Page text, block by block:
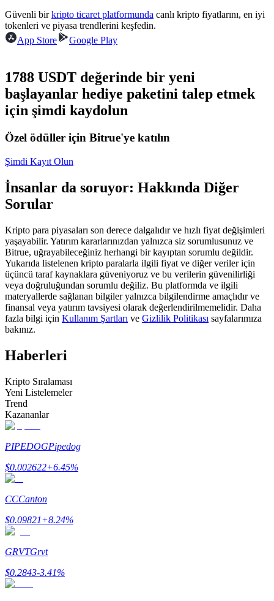
USDC Vadeli İşlemleri
Kopya Ticaret
En iyi traderlarla güçlerinizi birleştirin
Kopya Tüccarı Olun
Kâr paylaşımı ve kopya ticaret komisyonlarının tadını çıkarın
Ticaret bilgileri vb. dahil olmak üzere büyük veri analizi.
Güvenli birkripto ticaret platformunda canlı kripto fiyatlarını, en iyi
tokenleri ve piyasa trendlerini keşfedin.
App Store
Google Play
1788 USDT değerinde bir yeni
başlayanlar hediye paketini talep etmek
için şimdi kaydolun
Özel ödüller için Bitrue'ye katılın
Şimdi Kayıt Olun
İnsanlar da soruyor: Hakkında Diğer
Sorular
Kripto para piyasaları son derece dalgalıdır ve hızlı fiyat değişimleri
yaşayabilir. Yatırım kararlarınızdan yalnızca siz sorumlusunuz ve
Bitrue, uğrayabileceğiniz herhangi bir kayıptan sorumlu değildir.
Yukarıda listelenen kripto paralarla ilgili fiyat ve diğer veriler için
üçüncü taraf kaynaklara güveniyoruz ve bu verilerin güvenilirliği
veya doğruluğundan sorumlu değiliz. Bu platformda ve ilgili
materyallerde sağlanan bilgiler yalnızca bilgilendirme amaçlıdır ve
finansal veya yatırım tavsiyesi olarak değerlendirilmemelidir. Daha
fazla bilgi için Kullanım Şartları ve Gizlilik Politikası sayfalarımıza
bakınız.
Haberleri
Kripto Sıralaması
Yeni Listelemeler
Trend
Kazananlar
PIPEDOGPipedog
$0.002622+6.45%
CCCanton
$0.09821+8.24%
GRVTGrvt
$0.2843-3.41%